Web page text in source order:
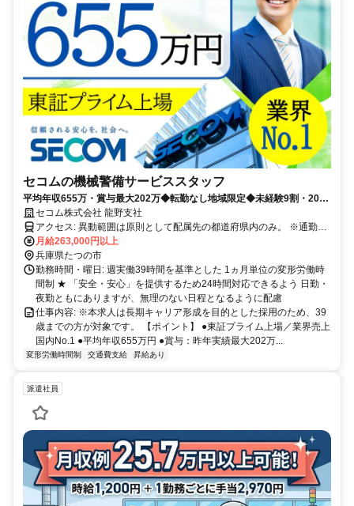
セコムの機械警備サービススタッフ
平均年収655万・賞与最大202万◆転勤なし地域限定◆未経験9割・20〜
30代活躍◆最大10連休・手当あり
セコム株式会社 龍野支社
アクセス: 異動範囲は原則として配属先の都道府県内のみ。 ※通勤圏
内の他都道府県への異動の可能性もあります。
月給263,000円以上
兵庫県たつの市
勤務時間・曜日: 週実働39時間を基準とした 1ヵ月単位の変形労働時
間制 ★ 「安全・安心」を提供するため24時間対応できるよう 日勤・
夜勤ともにありますが、無理のない日程となるように配慮
仕事内容: ※本求人は長期キャリア形成を目的とした採用のため、39
歳までの方が対象です。 【ポイント】 ●東証プライム上場／業界売上
国内No.1 ●平均年収655万円 ●賞与：昨年実績最大202万...
変形労働時間制 交通費支給 昇給あり
派遣社員